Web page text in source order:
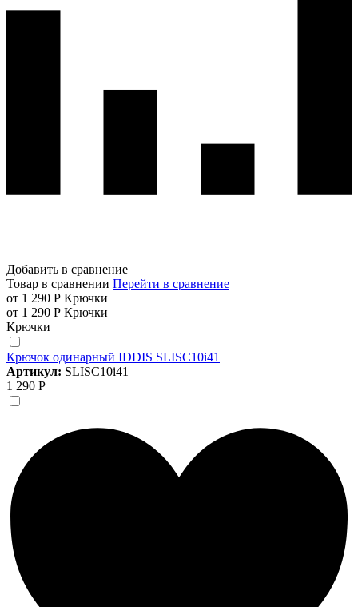
Добавить в сравнение
Товар в сравнении Перейти в сравнение
от 1 290 Р Крючки
от 1 290 Р Крючки
Крючки
Крючок одинарный IDDIS SLISC10i41
Артикул: SLISC10i41
1 290 Р